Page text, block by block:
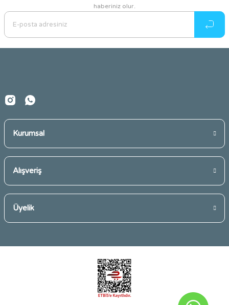
Ürün resmi kalitesiz, bozuk veya görüntülenemiyor.
Ürün açıklamasında eksik bilgiler bulunuyor.
Ürün bilgilerinde hatalar bulunuyor.
haberiniz olur.
Kurumsal
Alışveriş
Üyelik